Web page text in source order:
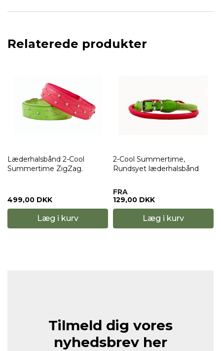
Relaterede produkter
Læderhalsbånd 2-Cool
Summertime ZigZag.
499,00 DKK
Læg i kurv
2-Cool Summertime,
Rundsyet læderhalsbånd
FRA
129,00 DKK
Læg i kurv
Tilmeld dig vores
nyhedsbrev her